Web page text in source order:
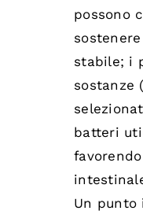
possono
stabile; i
sostanze
batteri
Un punto